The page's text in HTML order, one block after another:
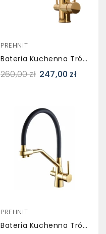
PREHNIT
Bateria Kuchenna Trójdrożna SEGRA Złota – Do Wody Filtrowanej
260,00 zł 247,00 zł
PREHNIT
Bateria Kuchenna Trójdrożna SONGA Złota Z Wyciąganą Wylewką